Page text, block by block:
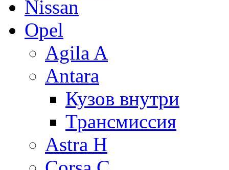
Nissan
Opel
Agila A
Antara
Кузов внутри
Трансмиссия
Astra H